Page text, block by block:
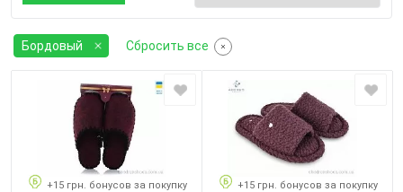
Бордовый Сбросить все
+15 грн. бонусов за покупку +15 грн. бонусов за покупку